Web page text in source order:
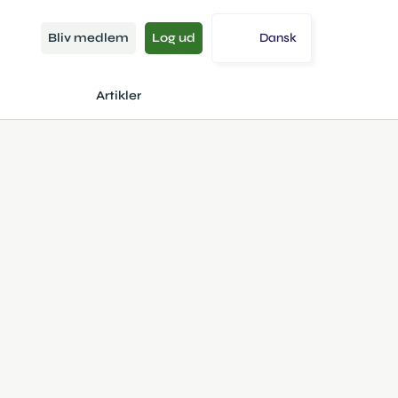
Bliv medlem Log ud Dansk
Artikler